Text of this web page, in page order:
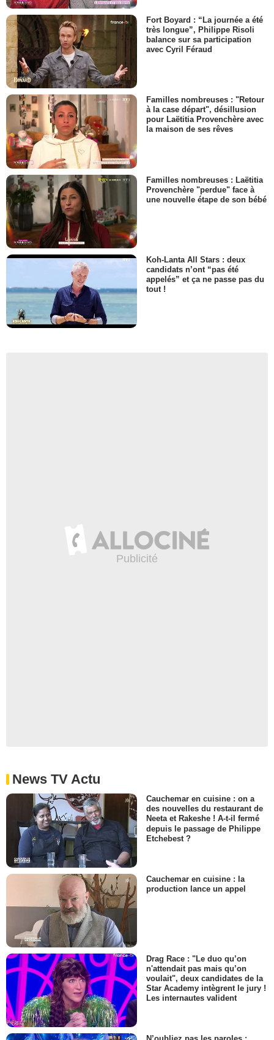
Fort Boyard : “La journée a été
très longue”, Philippe Risoli
balance sur sa participation
avec Cyril Féraud
Familles nombreuses : "Retour
à la case départ", désillusion
pour Laëtitia Provenchère avec
la maison de ses rêves
Familles nombreuses : Laëtitia
Provenchère "perdue" face à
une nouvelle étape de son bébé
Koh-Lanta All Stars : deux
candidats n’ont “pas été
appelés” et ça ne passe pas du
tout !
News TV Actu
Cauchemar en cuisine : on a
des nouvelles du restaurant de
Neeta et Rakeshe ! A-t-il fermé
depuis le passage de Philippe
Etchebest ?
Cauchemar en cuisine : la
production lance un appel
Drag Race : "Le duo qu’on
n'attendait pas mais qu’on
voulait", deux candidates de la
Star Academy intègrent le jury !
Les internautes valident